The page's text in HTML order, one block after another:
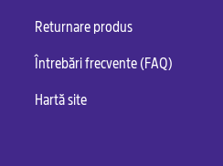
Returnare produs
Întrebări frecvente (FAQ)
Hartă site